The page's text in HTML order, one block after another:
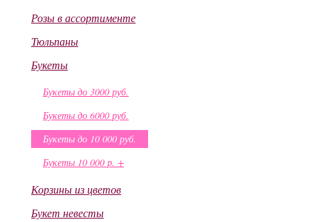
Розы в ассортименте
Тюльпаны
Букеты
Букеты до 3000 руб.
Букеты до 6000 руб.
Букеты до 10 000 руб.
Букеты 10 000 р. +
Корзины из цветов
Букет невесты